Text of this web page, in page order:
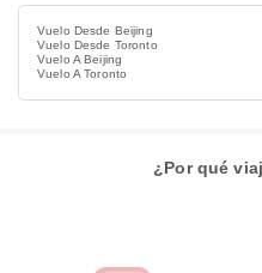
Vuelo Desde Beijing
Vuelo Desde Toronto
Vuelo A Beijing
Vuelo A Toronto
¿Por qué